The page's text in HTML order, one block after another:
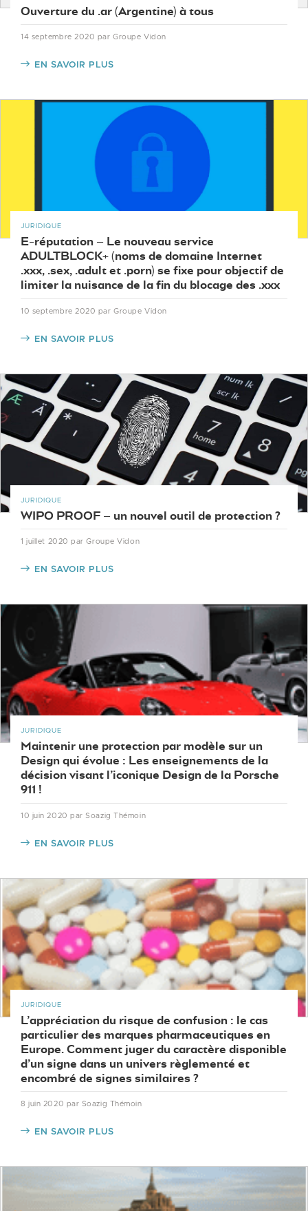
Ouverture du .ar (Argentine) à tous
14 septembre 2020 par Groupe Vidon
EN SAVOIR PLUS
JURIDIQUE
E-réputation – Le nouveau service
ADULTBLOCK+ (noms de domaine Internet
.xxx, .sex, .adult et .porn) se fixe pour objectif de
limiter la nuisance de la fin du blocage des .xxx
10 septembre 2020 par Groupe Vidon
EN SAVOIR PLUS
JURIDIQUE
WIPO PROOF – un nouvel outil de protection ?
1 juillet 2020 par Groupe Vidon
EN SAVOIR PLUS
JURIDIQUE
Maintenir une protection par modèle sur un
Design qui évolue : Les enseignements de la
décision visant l’iconique Design de la Porsche
911 !
10 juin 2020 par Soazig Thémoin
EN SAVOIR PLUS
JURIDIQUE
L’appréciation du risque de confusion : le cas
particulier des marques pharmaceutiques en
Europe. Comment juger du caractère disponible
d’un signe dans un univers règlementé et
encombré de signes similaires ?
8 juin 2020 par Soazig Thémoin
EN SAVOIR PLUS